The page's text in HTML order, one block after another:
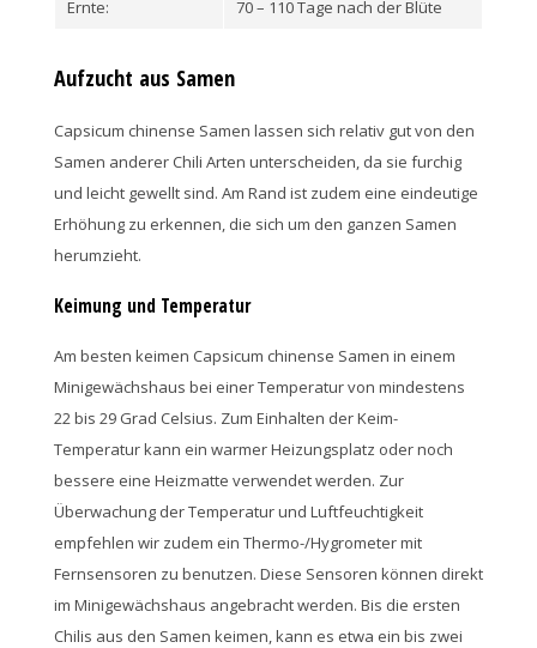
Ernte: 70 – 110 Tage nach der Blüte
Aufzucht aus Samen
Capsicum chinense Samen lassen sich relativ gut von den
Samen anderer Chili Arten unterscheiden, da sie furchig
und leicht gewellt sind. Am Rand ist zudem eine eindeutige
Erhöhung zu erkennen, die sich um den ganzen Samen
herumzieht.
Keimung und Temperatur
Am besten keimen Capsicum chinense Samen in einem
Minigewächshaus bei einer Temperatur von mindestens
22 bis 29 Grad Celsius. Zum Einhalten der Keim-
Temperatur kann ein warmer Heizungsplatz oder noch
bessere eine Heizmatte verwendet werden. Zur
Überwachung der Temperatur und Luftfeuchtigkeit
empfehlen wir zudem ein Thermo-/Hygrometer mit
Fernsensoren zu benutzen. Diese Sensoren können direkt
im Minigewächshaus angebracht werden. Bis die ersten
Chilis aus den Samen keimen, kann es etwa ein bis zwei